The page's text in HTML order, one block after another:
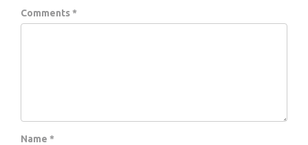
Comments *
Name *